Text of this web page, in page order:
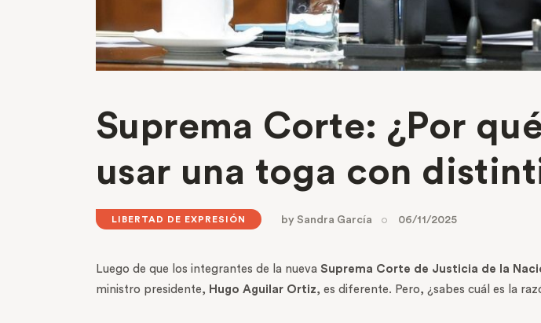
Suprema Corte: ¿Por
usar una toga con
LIBERTAD DE EXPRESIÓN bySandra García 06/11/2025
Luego de que los integrantes de la nueva Suprema Corte de Justicia de la
ministro presidente, Hugo Aguilar Ortiz, es diferente. Pero, ¿sabes cuál es la